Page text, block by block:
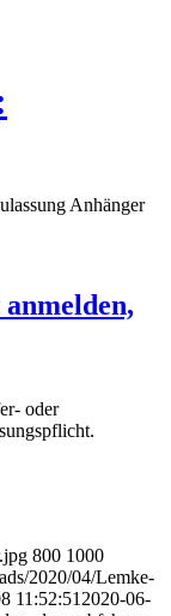
Anhänger
oder
800 1000
2020/04/Lemke-
11:52:512020-06-